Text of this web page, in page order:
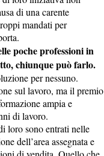
di una carente
mandati per
poche professioni in
chiunque può farlo.
per nessuno.
sul lavoro, ma il premio
ampia e
di lavoro.
loro sono entrati nelle
dell’area assegnata e